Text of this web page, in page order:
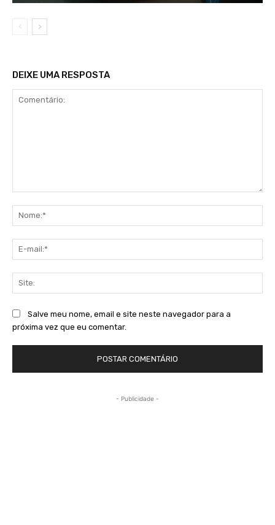
DEIXE UMA RESPOSTA
Salve meu nome, email e site neste navegador para a
próxima vez que eu comentar.
- Publicidade -